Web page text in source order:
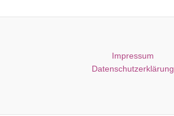
Impressum
Datenschutzerklärung